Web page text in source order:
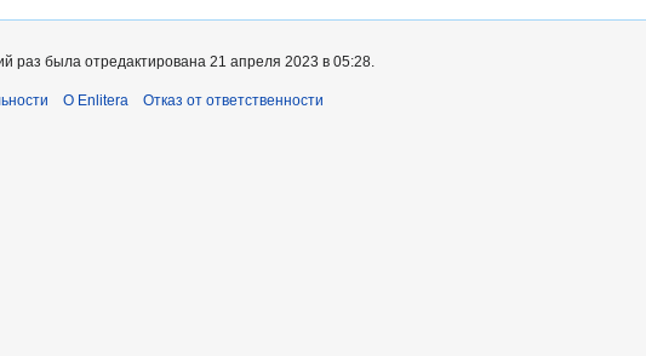
раз была отредактирована 21 апреля 2023 в 05:28.
О Enlitera Отказ от ответственности